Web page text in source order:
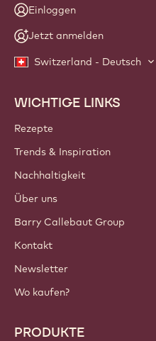
Einloggen
Jetzt anmelden
Switzerland - Deutsch
Footer
Callebaut
WICHTIGE LINKS
Rezepte
Trends & Inspiration
Nachhaltigkeit
Über uns
Barry Callebaut Group
Kontakt
Newsletter
Wo kaufen?
PRODUKTE